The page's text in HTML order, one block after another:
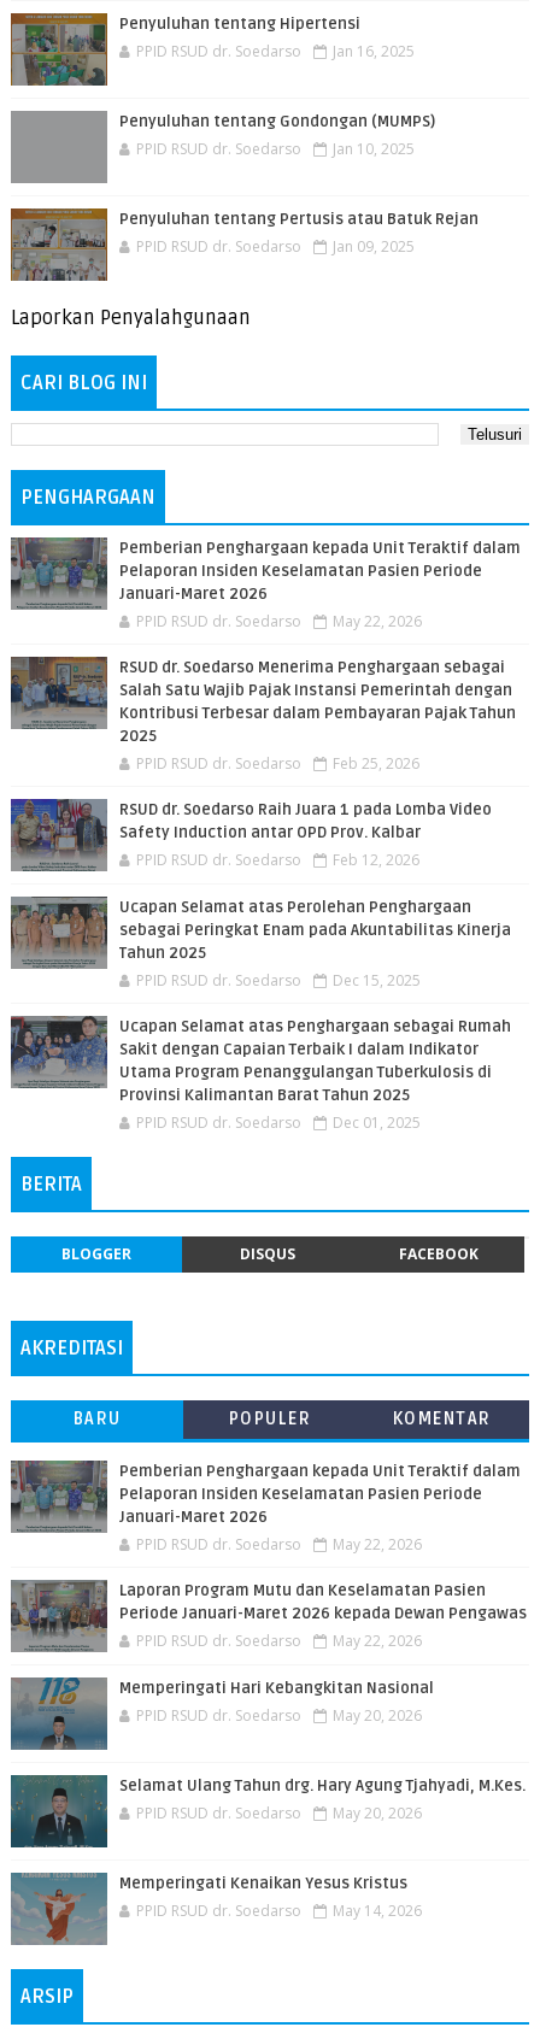
Penyuluhan tentang Hipertensi
PPID RSUD dr. Soedarso Jan 16, 2025
Penyuluhan tentang Gondongan (MUMPS)
PPID RSUD dr. Soedarso Jan 10, 2025
Penyuluhan tentang Pertusis atau Batuk Rejan
PPID RSUD dr. Soedarso Jan 09, 2025
Laporkan Penyalahgunaan
CARI BLOG INI
PENGHARGAAN
Pemberian Penghargaan kepada Unit Teraktif dalam
Pelaporan Insiden Keselamatan Pasien Periode
Januari-Maret 2026
PPID RSUD dr. Soedarso May 22, 2026
RSUD dr. Soedarso Menerima Penghargaan sebagai
Salah Satu Wajib Pajak Instansi Pemerintah dengan
Kontribusi Terbesar dalam Pembayaran Pajak Tahun
2025
PPID RSUD dr. Soedarso Feb 25, 2026
RSUD dr. Soedarso Raih Juara 1 pada Lomba Video
Safety Induction antar OPD Prov. Kalbar
PPID RSUD dr. Soedarso Feb 12, 2026
Ucapan Selamat atas Perolehan Penghargaan
sebagai Peringkat Enam pada Akuntabilitas Kinerja
Tahun 2025
PPID RSUD dr. Soedarso Dec 15, 2025
Ucapan Selamat atas Penghargaan sebagai Rumah
Sakit dengan Capaian Terbaik I dalam Indikator
Utama Program Penanggulangan Tuberkulosis di
Provinsi Kalimantan Barat Tahun 2025
PPID RSUD dr. Soedarso Dec 01, 2025
BERITA
BLOGGER DISQUS FACEBOOK
AKREDITASI
BARU POPULER KOMENTAR
Pemberian Penghargaan kepada Unit Teraktif dalam
Pelaporan Insiden Keselamatan Pasien Periode
Januari-Maret 2026
PPID RSUD dr. Soedarso May 22, 2026
Laporan Program Mutu dan Keselamatan Pasien
Periode Januari-Maret 2026 kepada Dewan Pengawas
PPID RSUD dr. Soedarso May 22, 2026
Memperingati Hari Kebangkitan Nasional
PPID RSUD dr. Soedarso May 20, 2026
Selamat Ulang Tahun drg. Hary Agung Tjahyadi, M.Kes.
PPID RSUD dr. Soedarso May 20, 2026
Memperingati Kenaikan Yesus Kristus
PPID RSUD dr. Soedarso May 14, 2026
ARSIP